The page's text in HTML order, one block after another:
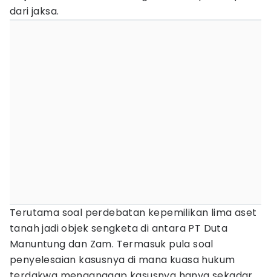
dari jaksa.
Terutama soal perdebatan kepemilikan lima aset
tanah jadi objek sengketa di antara PT Duta
Manuntung dan Zam. Termasuk pula soal
penyelesaian kasusnya di mana kuasa hukum